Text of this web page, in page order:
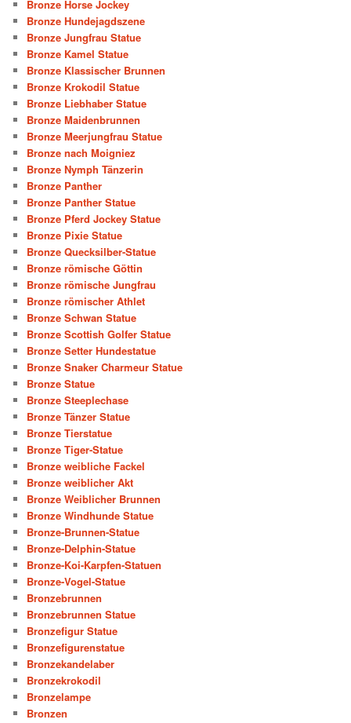
Bronze Horse Jockey
Bronze Hundejagdszene
Bronze Jungfrau Statue
Bronze Kamel Statue
Bronze Klassischer Brunnen
Bronze Krokodil Statue
Bronze Liebhaber Statue
Bronze Maidenbrunnen
Bronze Meerjungfrau Statue
Bronze nach Moigniez
Bronze Nymph Tänzerin
Bronze Panther
Bronze Panther Statue
Bronze Pferd Jockey Statue
Bronze Pixie Statue
Bronze Quecksilber-Statue
Bronze römische Göttin
Bronze römische Jungfrau
Bronze römischer Athlet
Bronze Schwan Statue
Bronze Scottish Golfer Statue
Bronze Setter Hundestatue
Bronze Snaker Charmeur Statue
Bronze Statue
Bronze Steeplechase
Bronze Tänzer Statue
Bronze Tierstatue
Bronze Tiger-Statue
Bronze weibliche Fackel
Bronze weiblicher Akt
Bronze Weiblicher Brunnen
Bronze Windhunde Statue
Bronze-Brunnen-Statue
Bronze-Delphin-Statue
Bronze-Koi-Karpfen-Statuen
Bronze-Vogel-Statue
Bronzebrunnen
Bronzebrunnen Statue
Bronzefigur Statue
Bronzefigurenstatue
Bronzekandelaber
Bronzekrokodil
Bronzelampe
Bronzen